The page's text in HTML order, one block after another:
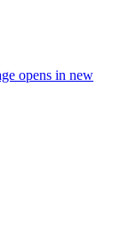
opens in new